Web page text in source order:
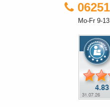
Mo-Fr 9-